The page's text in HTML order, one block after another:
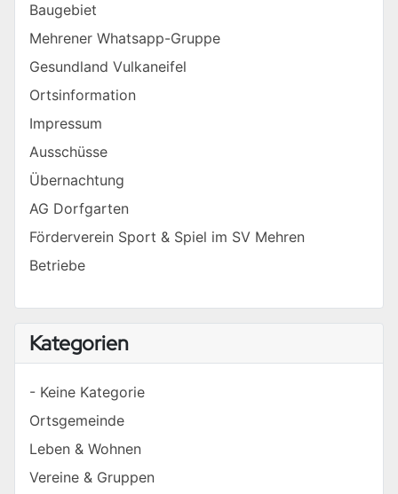
Baugebiet
Mehrener Whatsapp-Gruppe
Gesundland Vulkaneifel
Ortsinformation
Impressum
Ausschüsse
Übernachtung
AG Dorfgarten
Förderverein Sport & Spiel im SV Mehren
Betriebe
Kategorien
- Keine Kategorie
Ortsgemeinde
Leben & Wohnen
Vereine & Gruppen